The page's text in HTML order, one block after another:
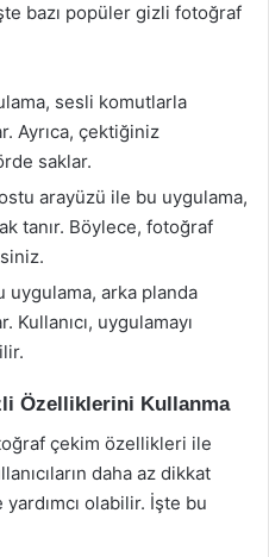
bazı popüler gizli fotoğraf
sesli komutlarla
Ayrıca, çektiğiniz
saklar.
arayüzü ile bu uygulama,
tanır. Böylece, fotoğraf
uygulama, arka planda
uygulamayı
Özelliklerini Kullanma
çekim özellikleri ile
daha az dikkat
olabilir. İşte bu